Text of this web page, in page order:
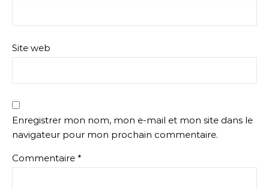
Site web
Enregistrer mon nom, mon e-mail et mon site dans le
navigateur pour mon prochain commentaire.
Commentaire *